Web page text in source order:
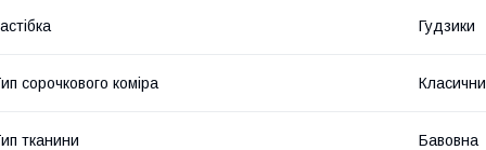
Гудзики
сорочкового коміра
тканини Бавовна